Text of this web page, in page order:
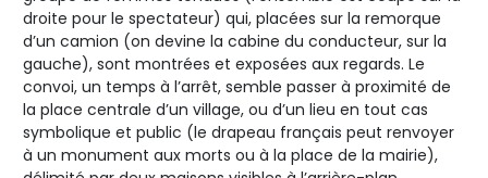
droite pour le spectateur) qui, placées sur la remorque
d’un camion (on devine la cabine du conducteur, sur la
gauche), sont montrées et exposées aux regards. Le
convoi, un temps à l’arrêt, semble passer à proximité de
la place centrale d’un village, ou d’un lieu en tout cas
symbolique et public (le drapeau français peut renvoyer
à un monument aux morts ou à la place de la mairie),